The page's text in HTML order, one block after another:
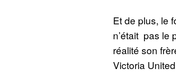
Et de plus, le
n’était pas le
réalité son
Victoria